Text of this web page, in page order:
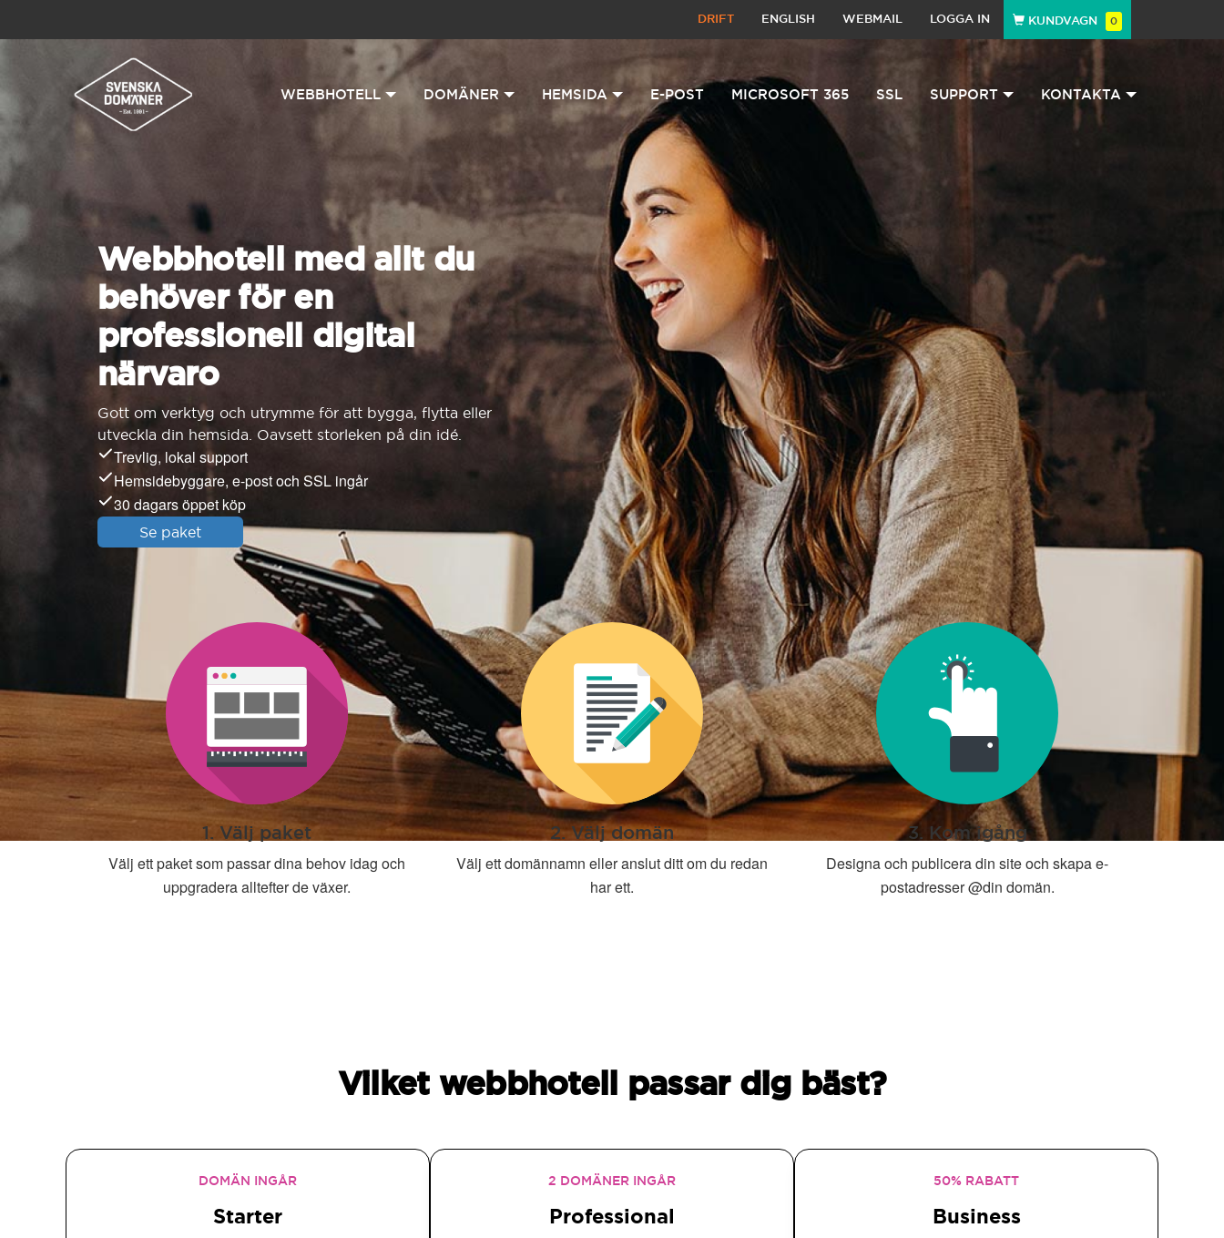
DRIFT ENGLISH WEBMAIL LOGGA IN KUNDVAGN 0
WEBBHOTELL DOMÄNER HEMSIDA E-POST MICROSOFT 365 SSL SUPPORT KONTAKTA
Webbhotell med allt du
behöver för en
professionell digital
närvaro
Gott om verktyg och utrymme för att bygga, flytta eller
utveckla din hemsida. Oavsett storleken på din idé.
Trevlig, lokal support
Hemsidebyggare, e-post och SSL ingår
30 dagars öppet köp
Se paket
1. Välj paket
Välj ett paket som passar dina behov idag och
uppgradera alltefter de växer.
2. Välj domän
Välj ett domännamn eller anslut ditt om du redan
har ett.
3. Kom igång
Designa och publicera din site och skapa e-
postadresser @din domän.
Vilket webbhotell passar dig bäst?
DOMÄN INGÅR
Starter
2 DOMÄNER INGÅR
Professional
50% RABATT
Business